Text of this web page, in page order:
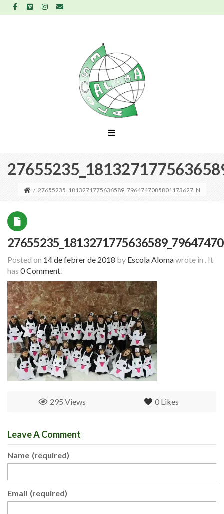
/ 27655235_1813271775636589_7964747085801173627_N
Posted on 14 de febrer de 2018 by Escola Alomawrote in . It
has 0 Comment.
0 Likes
295 Views
Leave A Comment
Name (required)
Email (required)